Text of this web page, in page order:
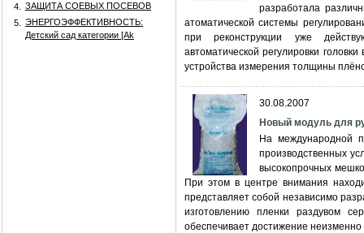
4.
ЗАЩИТА СОЕВЫХ ПОСЕВОВ
5.
ЭНЕРГОЭФФЕКТИВНОСТЬ:
Детский сад категории [Аk
разработала
атоматической системы
при реконструкции уже
автоматической регулировки
устройства измерения толщины
30.08.2007
Новый модуль для
На международной
производственных
высокопрочных
При этом в центре внимания
представляет собой независимо
изготовлению пленки раздувом
обеспечивает достижение неизменно